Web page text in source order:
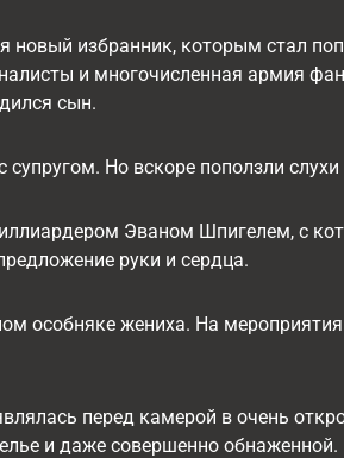
новый избранник, которым стал
и многочисленная армия
сын.
супругом. Но вскоре поползли
Эваном Шпигелем, с
руки и сердца.
особняке жениха. На
перед камерой в очень
и даже совершенно обнаженной.